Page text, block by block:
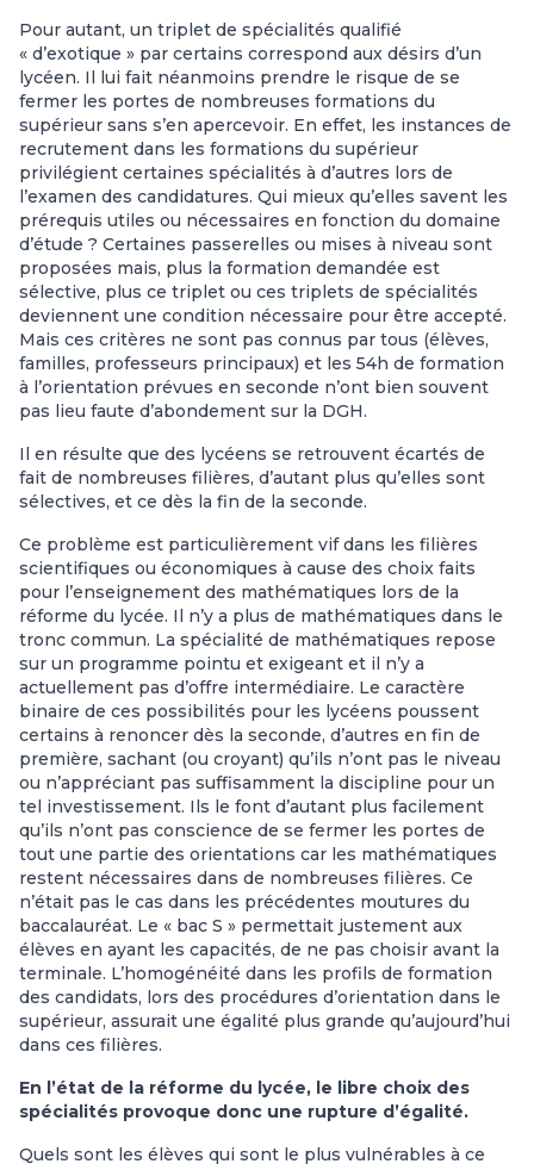
Pour autant, un triplet de spécialités qualifié
« d’exotique » par certains correspond aux désirs d’un
lycéen. Il lui fait néanmoins prendre le risque de se
fermer les portes de nombreuses formations du
supérieur sans s’en apercevoir. En effet, les instances de
recrutement dans les formations du supérieur
privilégient certaines spécialités à d’autres lors de
l’examen des candidatures. Qui mieux qu’elles savent les
prérequis utiles ou nécessaires en fonction du domaine
d’étude ? Certaines passerelles ou mises à niveau sont
proposées mais, plus la formation demandée est
sélective, plus ce triplet ou ces triplets de spécialités
deviennent une condition nécessaire pour être accepté.
Mais ces critères ne sont pas connus par tous (élèves,
familles, professeurs principaux) et les 54h de formation
à l’orientation prévues en seconde n’ont bien souvent
pas lieu faute d’abondement sur la DGH.
Il en résulte que des lycéens se retrouvent écartés de
fait de nombreuses filières, d’autant plus qu’elles sont
sélectives, et ce dès la fin de la seconde.
Ce problème est particulièrement vif dans les filières
scientifiques ou économiques à cause des choix faits
pour l’enseignement des mathématiques lors de la
réforme du lycée. Il n’y a plus de mathématiques dans le
tronc commun. La spécialité de mathématiques repose
sur un programme pointu et exigeant et il n’y a
actuellement pas d’offre intermédiaire. Le caractère
binaire de ces possibilités pour les lycéens poussent
certains à renoncer dès la seconde, d’autres en fin de
première, sachant (ou croyant) qu’ils n’ont pas le niveau
ou n’appréciant pas suffisamment la discipline pour un
tel investissement. Ils le font d’autant plus facilement
qu’ils n’ont pas conscience de se fermer les portes de
tout une partie des orientations car les mathématiques
restent nécessaires dans de nombreuses filières. Ce
n’était pas le cas dans les précédentes moutures du
baccalauréat. Le « bac S » permettait justement aux
élèves en ayant les capacités, de ne pas choisir avant la
terminale. L’homogénéité dans les profils de formation
des candidats, lors des procédures d’orientation dans le
supérieur, assurait une égalité plus grande qu’aujourd’hui
dans ces filières.
En l’état de la réforme du lycée, le libre choix des
spécialités provoque donc une rupture d’égalité.
Quels sont les élèves qui sont le plus vulnérables à ce